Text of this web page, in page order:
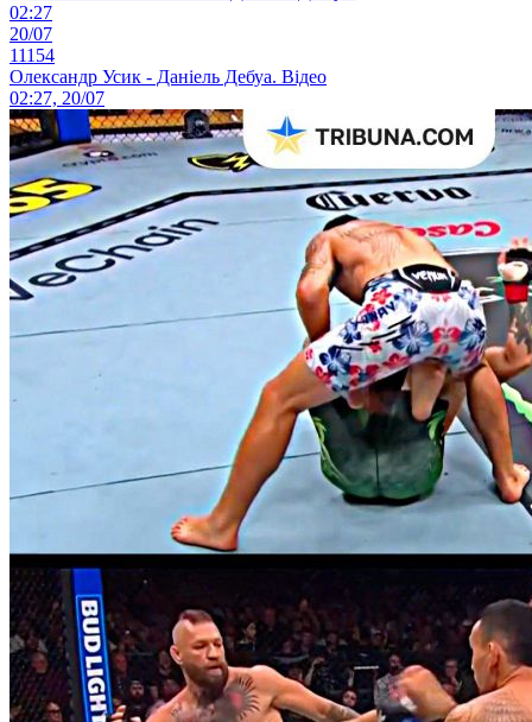
02:27
20/07
11154
Олександр Усик - Даніель Дебуа. Відео
02:27, 20/07